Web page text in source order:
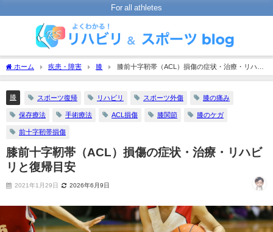
For all athletes
ホーム 疾患・障害 膝
膝前十字靭帯（ACL）損傷の症状・治療・リハビ
リと復帰目安
膝 スポーツ復帰 リハビリ スポーツ外傷 膝の痛み
保存療法 手術療法 ACL損傷 膝関節 膝のケガ
前十字靭帯損傷
膝前十字靭帯（ACL）損傷の症状・治療・リハビ
リと復帰目安
2021年1月29日 2026年6月9日